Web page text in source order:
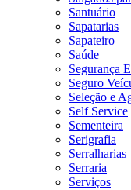
Santuário
Sapatarias
Sapateiro
Saúde
Segurança
Seguro
Seleção e
Self Service
Sementeira
Serigrafia
Serralharias
Serraria
Serviços